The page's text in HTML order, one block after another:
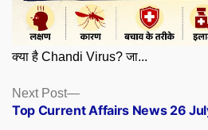
क्या है Chandi Virus? जा...
Posts
navigation
Next Post
Next
post:
Top Current Affairs News 26